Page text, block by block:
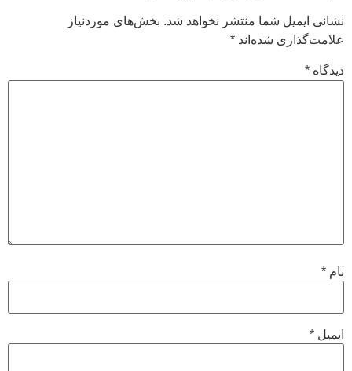
نشانی ایمیل شما منتشر نخواهد شد. بخش‌های موردنیاز
علامت‌گذاری شده‌اند *
دیدگاه *
نام *
ایمیل *